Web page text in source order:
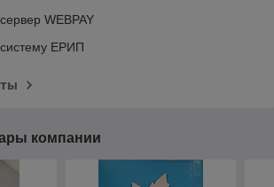
WEBPAY
ЕРИП
компании